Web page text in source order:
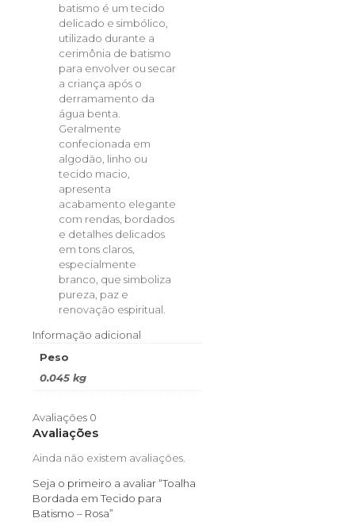
batismo é um tecido
delicado e simbólico,
utilizado durante a
cerimônia de batismo
para envolver ou secar
a criança após o
derramamento da
água benta.
Geralmente
confecionada em
algodão, linho ou
tecido macio,
apresenta
acabamento elegante
com rendas, bordados
e detalhes delicados
em tons claros,
especialmente
branco, que simboliza
pureza, paz e
renovação espiritual.
Informação adicional
Peso
0.045 kg
Avaliações 0
Avaliações
Ainda não existem avaliações.
Seja o primeiro a avaliar “Toalha
Bordada em Tecido para
Batismo – Rosa”